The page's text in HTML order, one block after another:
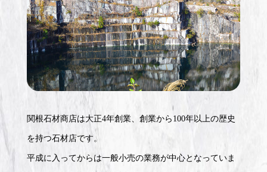
関根石材商店は大正4年創業、創業から100年以上の歴史
を持つ石材店です。
平成に入ってからは一般小売の業務が中心となっていま